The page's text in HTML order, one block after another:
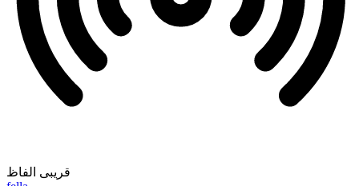
قریبی الفاظ